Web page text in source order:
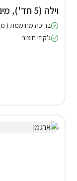
וילה (5 חד'), מיני וילה וסוויטה בנווה זוהר
בריכה מחוממת (
ג'קוזי חיצוני